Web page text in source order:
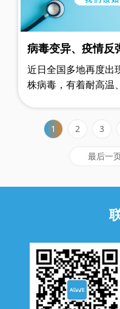
病毒变异、疫情反
护
近日全国多地再度出
株病毒，有着耐高温
1 2 3
最后一